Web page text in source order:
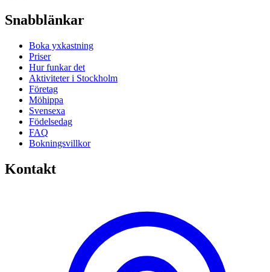
Snabblänkar
Boka yxkastning
Priser
Hur funkar det
Aktiviteter i Stockholm
Företag
Möhippa
Svensexa
Födelsedag
FAQ
Bokningsvillkor
Kontakt